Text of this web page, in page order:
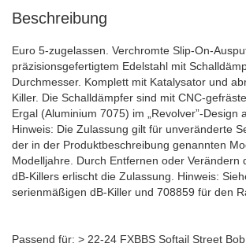
Beschreibung
Euro 5-zugelassen. Verchromte Slip-On-
präzisionsgefertigtem Edelstahl mit
Durchmesser. Komplett mit Katalysator und
Killer. Die Schalldämpfer sind mit CNC-
Ergal (Aluminium 7075) im „Revolver”-Design
Hinweis: Die Zulassung gilt für unveränderte
der in der Produktbeschreibung genannten
Modelljahre. Durch Entfernen oder Verändern
dB-Killers erlischt die Zulassung. Hinweis:
serienmäßigen dB-Killer und 708859 für den
Passend für: > 22-24 FXBBS Softail Street